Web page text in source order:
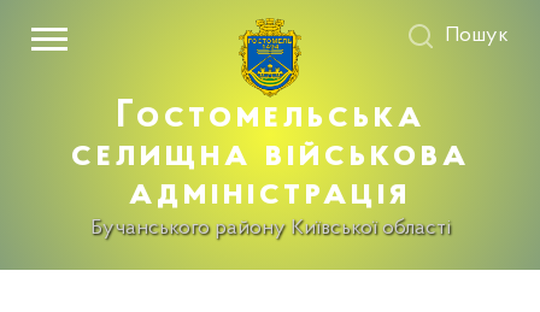
Гостомельська
селищна військова
адміністрація
Бучанського району Київської області
Пошук